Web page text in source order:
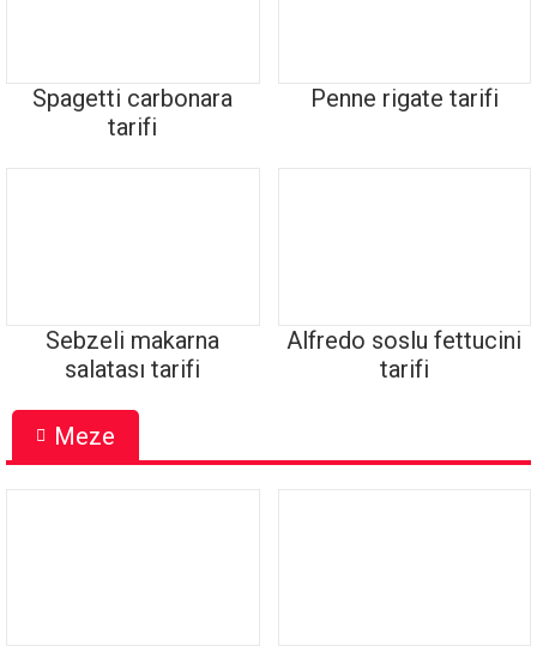
Spagetti carbonara
tarifi
Penne rigate tarifi
Sebzeli makarna
salatası tarifi
Alfredo soslu fettucini
tarifi
Meze